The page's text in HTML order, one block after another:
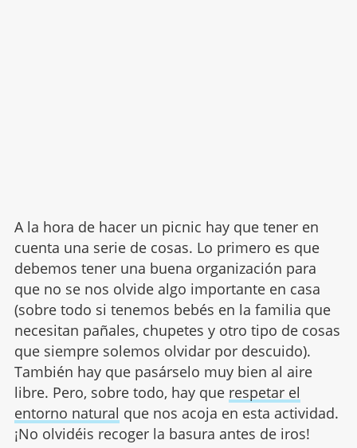
A la hora de hacer un picnic hay que tener en
cuenta una serie de cosas. Lo primero es que
debemos tener una buena organización para
que no se nos olvide algo importante en casa
(sobre todo si tenemos bebés en la familia que
necesitan pañales, chupetes y otro tipo de cosas
que siempre solemos olvidar por descuido).
También hay que pasárselo muy bien al aire
libre. Pero, sobre todo, hay que respetar el
entorno natural que nos acoja en esta actividad.
¡No olvidéis recoger la basura antes de iros!